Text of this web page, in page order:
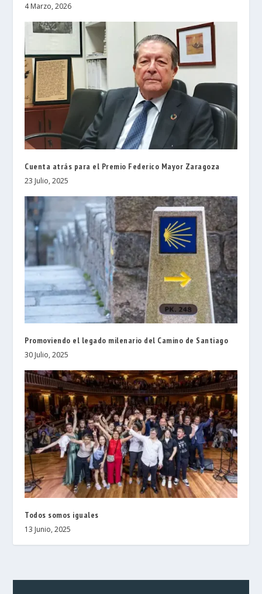
4 Marzo, 2026
Cuenta atrás para el Premio Federico Mayor Zaragoza
23 Julio, 2025
Promoviendo el legado milenario del Camino de Santiago
30 Julio, 2025
Todos somos iguales
13 Junio, 2025